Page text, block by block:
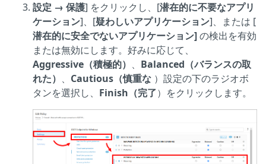
設定 → 保護] をクリックし、[潜在的に不要なアプリ
ケーション]、[疑わしいアプリケーション]、または [
潜在的に安全でないアプリケーション]の検出を有効
または無効にします。好みに応じて、
Aggressive（積極的） 、 Balanced（バランスの取
れた） 、 Cautious（慎重な ）設定の下のラジオボ
タンを選択し、 Finish（完了）をクリックします。